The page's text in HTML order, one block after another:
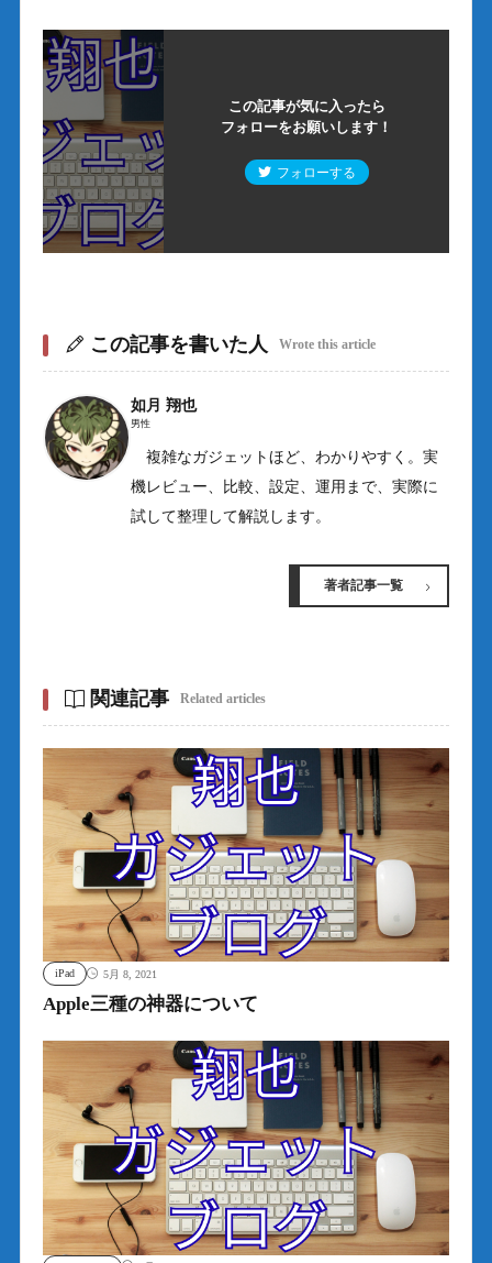
この記事が気に入ったら
フォローをお願いします！
フォローする
この記事を書いた人 Wrote this article
如月 翔也
男性
複雑なガジェットほど、わかりやすく。実
機レビュー、比較、設定、運用まで、実際に
試して整理して解説します。
著者記事一覧
関連記事 Related articles
iPad 5月 8, 2021
Apple三種の神器について